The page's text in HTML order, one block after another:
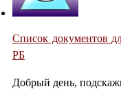
Список документов
РБ
Добрый день,